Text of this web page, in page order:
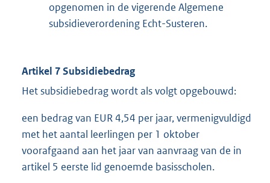
opgenomen in de vigerende Algemene
subsidieverordening Echt-Susteren.
Artikel 7 Subsidiebedrag
Het subsidiebedrag wordt als volgt opgebouwd:
een bedrag van EUR 4,54 per jaar, vermenigvuldigd
met het aantal leerlingen per 1 oktober
voorafgaand aan het jaar van aanvraag van de in
artikel 5 eerste lid genoemde basisscholen.